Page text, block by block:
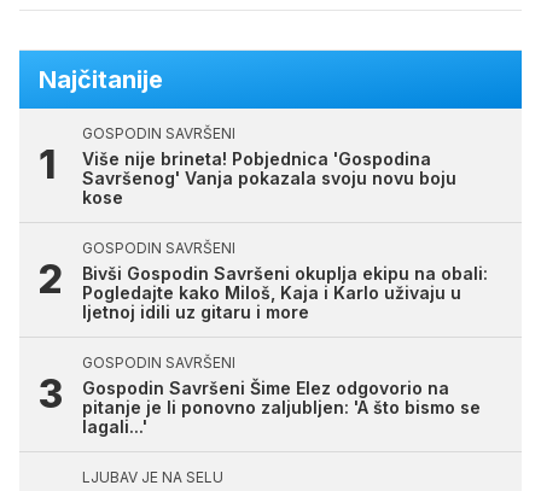
Najčitanije
GOSPODIN SAVRŠENI
Više nije brineta! Pobjednica 'Gospodina
Savršenog' Vanja pokazala svoju novu boju
kose
GOSPODIN SAVRŠENI
Bivši Gospodin Savršeni okuplja ekipu na obali:
Pogledajte kako Miloš, Kaja i Karlo uživaju u
ljetnoj idili uz gitaru i more
GOSPODIN SAVRŠENI
Gospodin Savršeni Šime Elez odgovorio na
pitanje je li ponovno zaljubljen: 'A što bismo se
lagali...'
LJUBAV JE NA SELU